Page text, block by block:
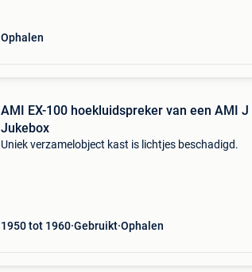
Ophalen
AMI EX-100 hoekluidspreker van een AMI J
Jukebox
Uniek verzamelobject kast is lichtjes beschadigd.
1950 tot 1960 Gebruikt Ophalen